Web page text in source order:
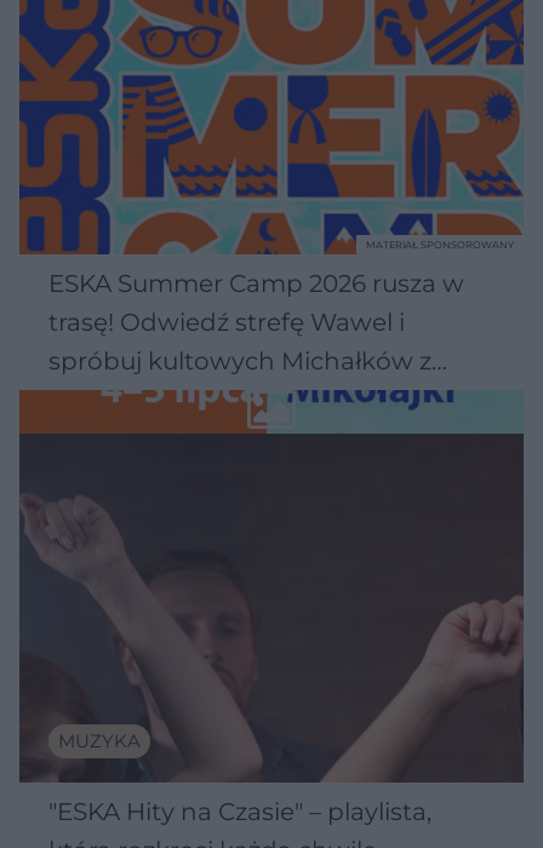
ESKA Summer Camp 2026 rusza w
trasę! Odwiedź strefę Wawel i
spróbuj kultowych Michałków z
Wawelu
MATERIAŁ SPONSOROWANY
MUZYKA
"ESKA Hity na Czasie" – playlista,